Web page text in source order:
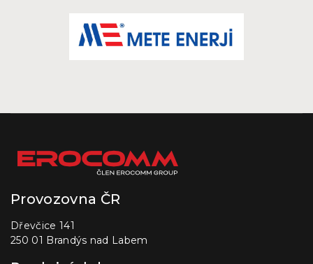
Provozovna ČR
Dřevčice 141
250 01 Brandýs nad Labem